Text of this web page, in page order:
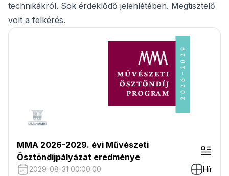
technikákról. Sok érdeklődő jelenlétében. Megtisztelő
volt a felkérés.
MMA 2026-2029. évi Művészeti
Ösztöndíjpályázat eredménye
2029-08-31 00:00:00 Hír